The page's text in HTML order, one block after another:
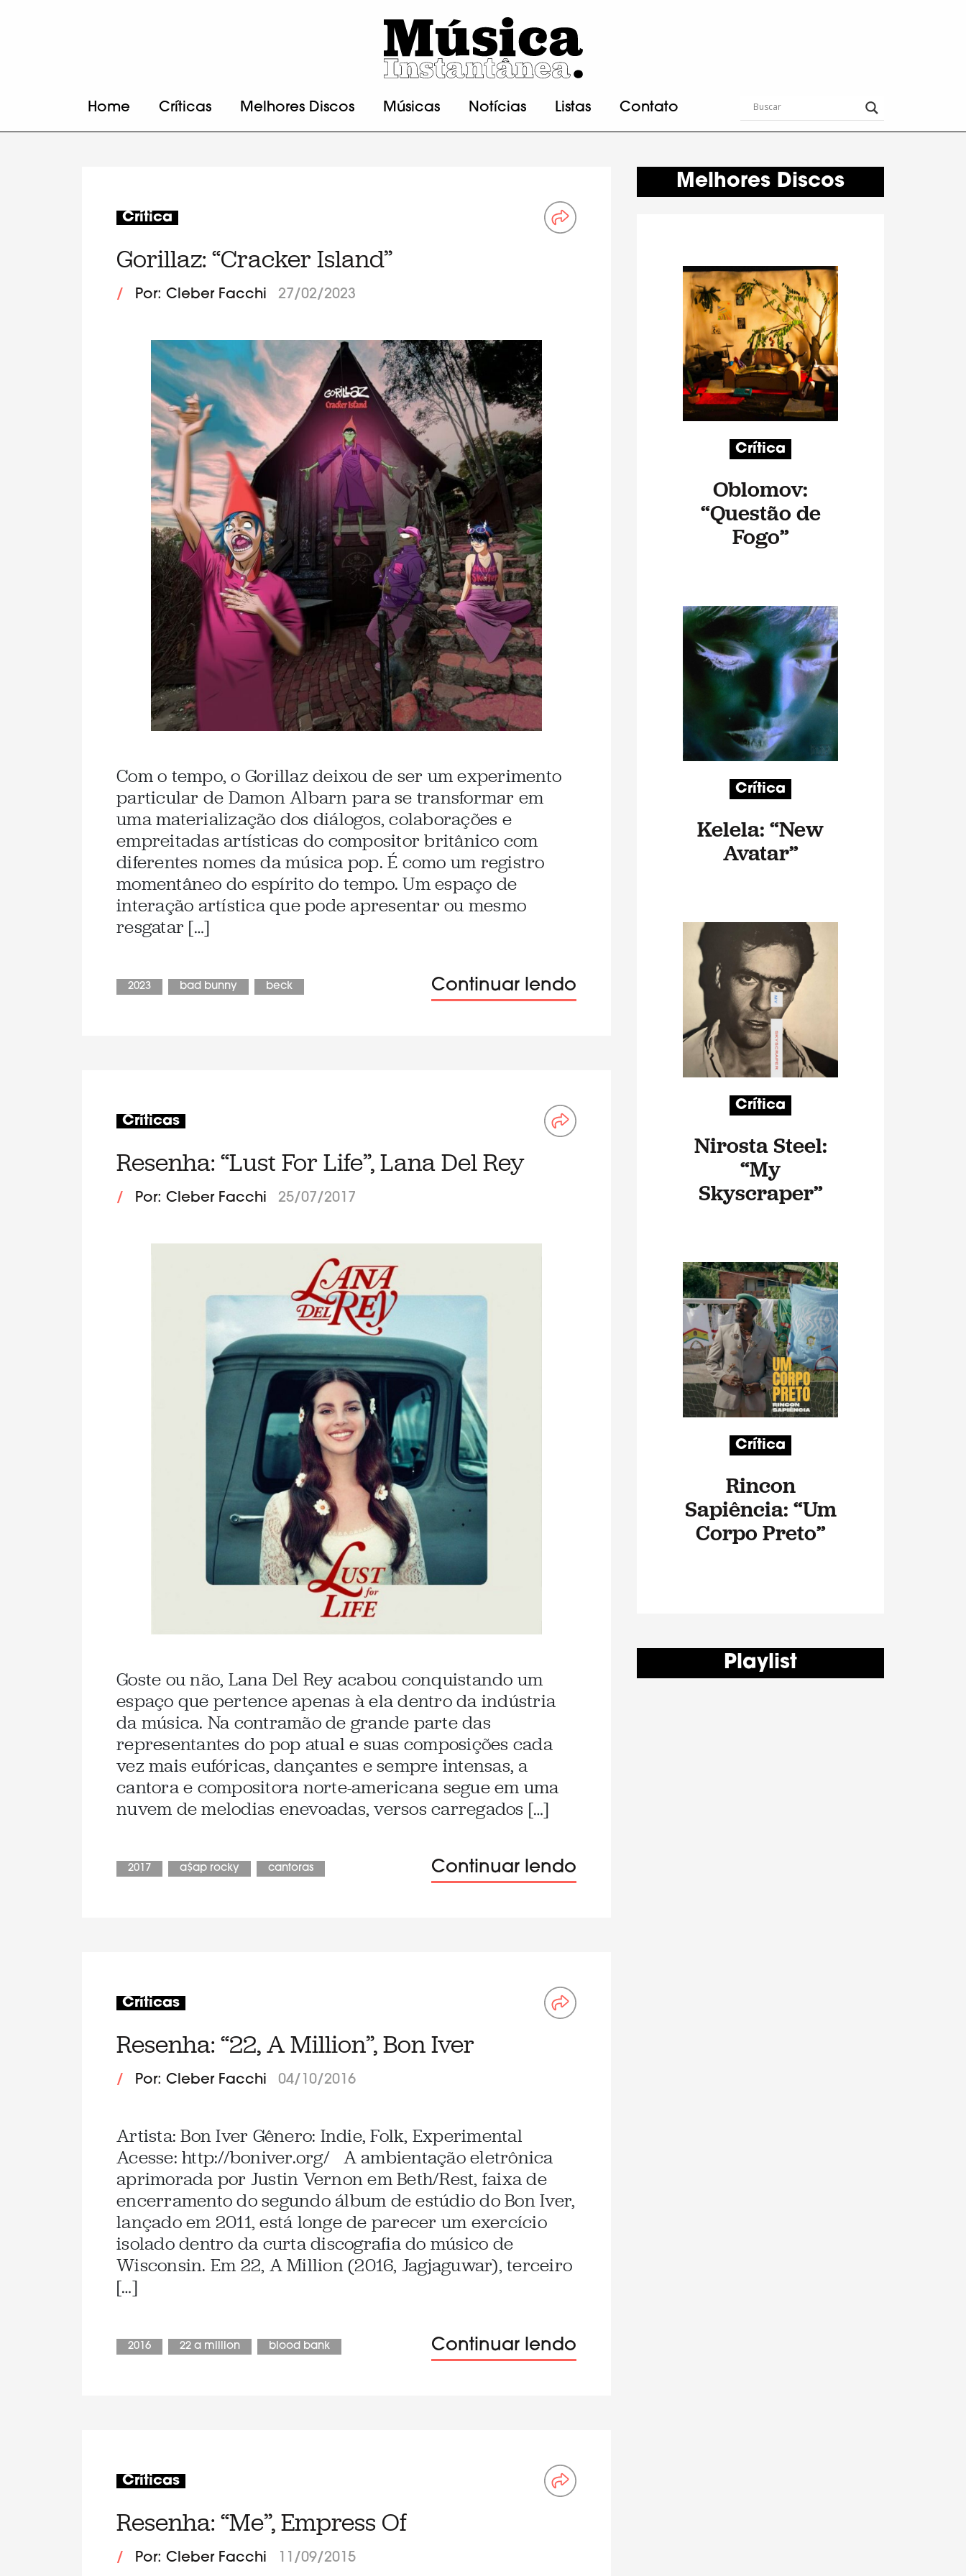
Home Críticas Melhores Discos Músicas Notícias Listas Contato
Crítica
Gorillaz: “Cracker Island”
/ Por: Cleber Facchi 27/02/2023
Com o tempo, o Gorillaz deixou de ser um experimento
particular de Damon Albarn para se transformar em
uma materialização dos diálogos, colaborações e
empreitadas artísticas do compositor britânico com
diferentes nomes da música pop. É como um registro
momentâneo do espírito do tempo. Um espaço de
interação artística que pode apresentar ou mesmo
resgatar […]
2023 bad bunny beck Continuar lendo
Críticas
Resenha: “Lust For Life”, Lana Del Rey
/ Por: Cleber Facchi 25/07/2017
Goste ou não, Lana Del Rey acabou conquistando um
espaço que pertence apenas à ela dentro da indústria
da música. Na contramão de grande parte das
representantes do pop atual e suas composições cada
vez mais eufóricas, dançantes e sempre intensas, a
cantora e compositora norte-americana segue em uma
nuvem de melodias enevoadas, versos carregados […]
2017 a$ap rocky cantoras Continuar lendo
Críticas
Resenha: “22, A Million”, Bon Iver
/ Por: Cleber Facchi 04/10/2016
Artista: Bon Iver Gênero: Indie, Folk, Experimental
Acesse: http://boniver.org/ A ambientação eletrônica
aprimorada por Justin Vernon em Beth/Rest, faixa de
encerramento do segundo álbum de estúdio do Bon Iver,
lançado em 2011, está longe de parecer um exercício
isolado dentro da curta discografia do músico de
Wisconsin. Em 22, A Million (2016, Jagjaguwar), terceiro
[…]
2016 22 a million blood bank Continuar lendo
Críticas
Resenha: “Me”, Empress Of
/ Por: Cleber Facchi 11/09/2015
Melhores Discos
Crítica
Oblomov:
“Questão de
Fogo”
Crítica
Kelela: “New
Avatar”
Crítica
Nirosta Steel:
“My
Skyscraper”
Crítica
Rincon
Sapiência: “Um
Corpo Preto”
Playlist